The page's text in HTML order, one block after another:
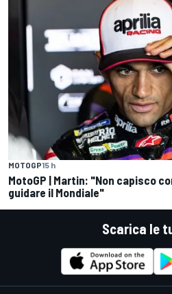
MOTOGP15 h
MotoGP | Martin: "Non capisco
guidare il Mondiale"
Scarica le